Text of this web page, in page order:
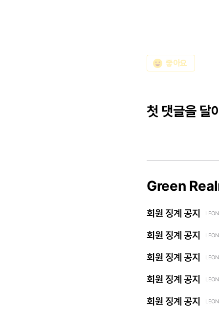
emoji_emotions 좋아요
첫 댓글을 달
Green
회원 징계 공지
회원 징계 공지
회원 징계 공지
회원 징계 공지
회원 징계 공지